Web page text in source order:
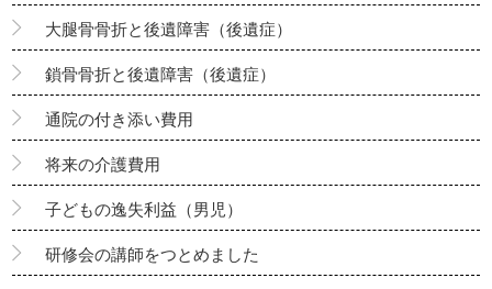
大腿骨骨折と後遺障害（後遺症）
鎖骨骨折と後遺障害（後遺症）
通院の付き添い費用
将来の介護費用
子どもの逸失利益（男児）
研修会の講師をつとめました